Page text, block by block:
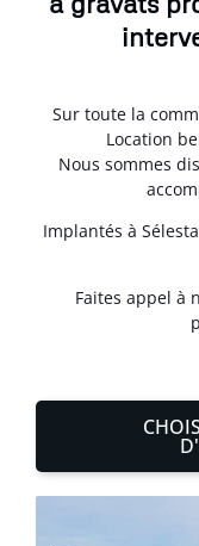
Sur toute la
Location
Nous sommes
Implantés à
Faites appel à